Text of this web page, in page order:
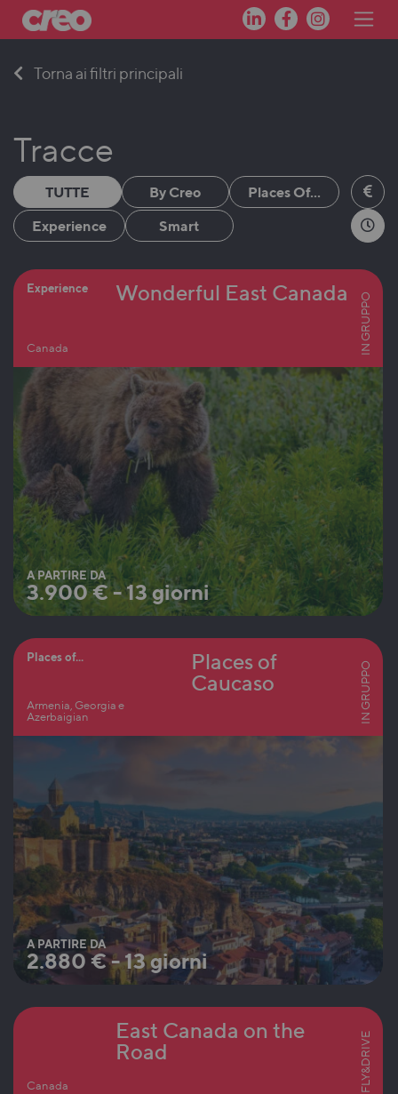
Torna ai filtri principali
Tracce
TUTTE By Creo
Places Of...
Experience
Smart
Experience
Canada
Wonderful East Canada IN GRUPPO
A PARTIRE DA
3.900€-13 giorni
Places of...
Armenia, Georgia e
Azerbaigian
Places of
Caucaso
IN GRUPPO
A PARTIRE DA
2.880€-13 giorni
Canada
East Canada on the
Road
FLY&DRIVE